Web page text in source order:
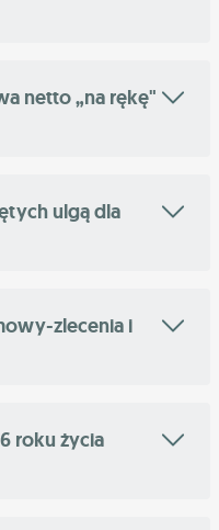
netto „na rękę"
ulgą dla
zlecenia i
roku życia